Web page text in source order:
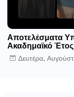
Αποτελέσματα
Ακαδημαϊκό
Δευτέρα,